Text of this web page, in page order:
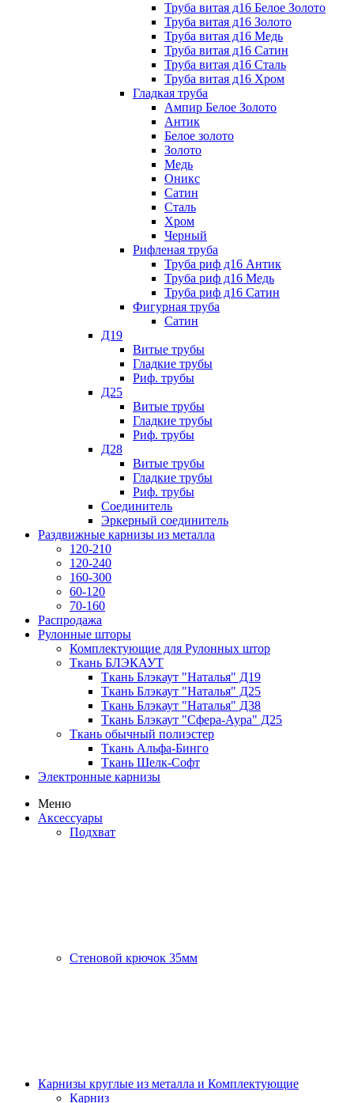
Труба витая д16 Белое Золото
Труба витая д16 Золото
Труба витая д16 Медь
Труба витая д16 Сатин
Труба витая д16 Сталь
Труба витая д16 Хром
Гладкая труба
Ампир Белое Золото
Антик
Белое золото
Золото
Медь
Оникс
Сатин
Сталь
Хром
Черный
Рифленая труба
Труба риф д16 Антик
Труба риф д16 Медь
Труба риф д16 Сатин
Фигурная труба
Сатин
Д19
Витые трубы
Гладкие трубы
Риф. трубы
Д25
Витые трубы
Гладкие трубы
Риф. трубы
Д28
Витые трубы
Гладкие трубы
Риф. трубы
Соединитель
Эркерный соединитель
Раздвижные карнизы из металла
120-210
120-240
160-300
60-120
70-160
Распродажа
Рулонные шторы
Комплектующие для Рулонных штор
Ткань БЛЭКАУТ
Ткань Блэкаут "Наталья" Д19
Ткань Блэкаут "Наталья" Д25
Ткань Блэкаут "Наталья" Д38
Ткань Блэкаут "Сфера-Аура" Д25
Ткань обычный полиэстер
Ткань Альфа-Бинго
Ткань Шелк-Софт
Электронные карнизы
Меню
Аксессуары
Подхват
Стеновой крючок 35мм
Карнизы круглые из металла и Комплектующие
Карниз